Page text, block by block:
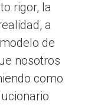
rigor, la
a
de
nosotros
como